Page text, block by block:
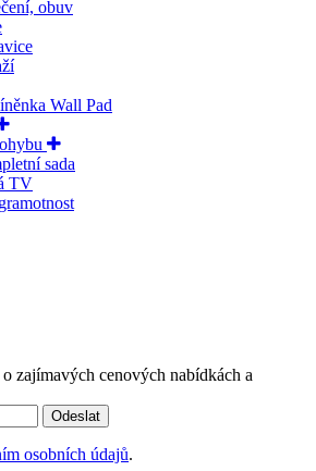
obuv
Wall Pad
sada
TV
zajímavých cenových nabídkách a
Odeslat
osobních údajů.